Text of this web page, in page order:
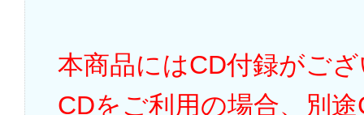
本商品にはCD付録がご
CDをご利用の場合、別